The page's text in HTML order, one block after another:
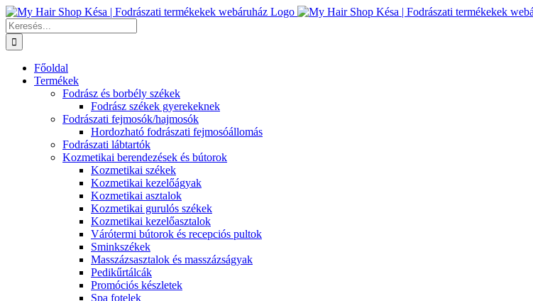
Kihagyás
Keresés...
Főoldal
Termékek
Fodrász és borbély székek
Fodrász székek gyerekeknek
Fodrászati fejmosók/hajmosók
Hordozható fodrászati fejmosóállomás
Fodrászati lábtartók
Kozmetikai berendezések és bútorok
Kozmetikai székek
Kozmetikai kezelőágyak
Kozmetikai asztalok
Kozmetikai gurulós székek
Kozmetikai kezelőasztalok
Várótermi bútorok és recepciós pultok
Sminkszékek
Masszázsasztalok és masszázságyak
Pedikűrtálcák
Promóciós készletek
Spa fotelek